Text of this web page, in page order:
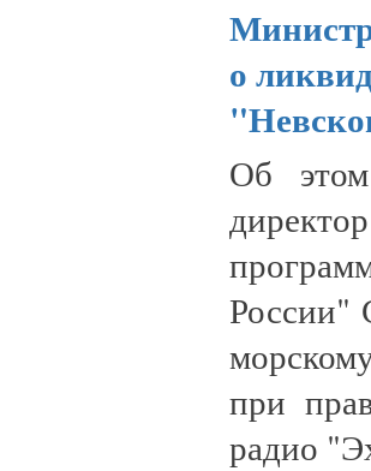
о
Об
России"
при
радио